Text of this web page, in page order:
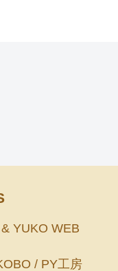
YUKO WEB
/ PY工房